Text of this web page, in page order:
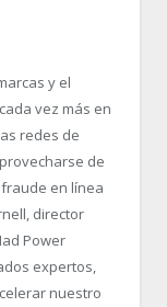
y el
vez más en
redes de
de
en línea
director
Power
expertos,
nuestro